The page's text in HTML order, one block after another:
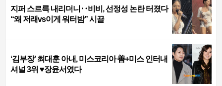
지퍼 스르륵 내리더니‥비비, 선정성 논란 터졌다
“왜 저래vs이게 워터밤” 시끌
‘김부장’ 최대훈 아내, 미스코리아 善+미스 인터내
셔널 3위 ♥장윤서였다